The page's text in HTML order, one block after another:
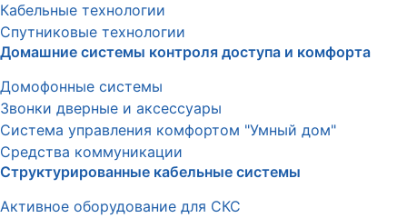
Кабельные технологии
Спутниковые технологии
Домашние системы контроля доступа и комфорта
Домофонные системы
Звонки дверные и аксессуары
Система управления комфортом "Умный дом"
Средства коммуникации
Структурированные кабельные системы
Активное оборудование для СКС